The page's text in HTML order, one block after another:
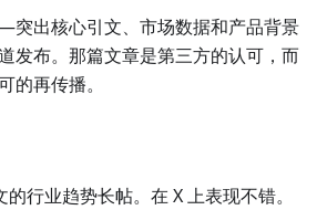
出核心引文、市场数据和产品背景
布。那篇文章是第三方的认可，而
的再传播。
行业趋势长帖。在 X 上表现不错。